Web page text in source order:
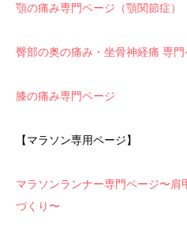
顎の痛み専門ページ（顎関節症）
臀部の奥の痛み・坐骨神経痛 専門
膝の痛み専門ページ
【マラソン専用ページ】
マラソンランナー専門ページ〜
づくり〜